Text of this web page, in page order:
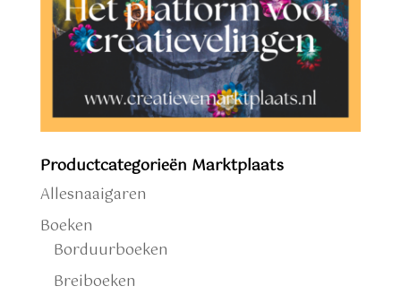
Productcategorieën Marktplaats
Allesnaaigaren
Boeken
Borduurboeken
Breiboeken